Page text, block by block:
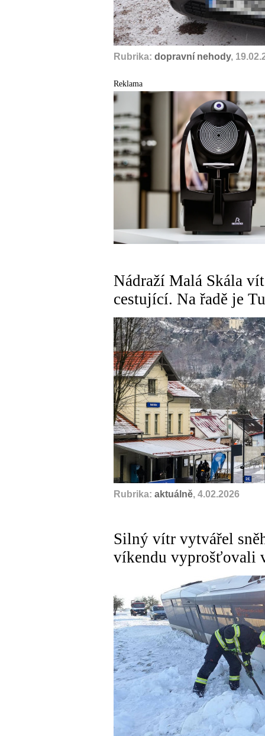
Rubrika: dopravní nehody,
Reklama
Nádraží Malá Skála
cestující. Na řadě je
Rubrika: aktuálně, 4.02.2026
Silný vítr vytvářel
víkendu vyprošťovali